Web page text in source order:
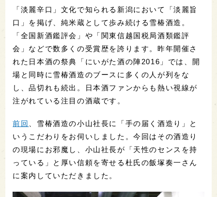
「淡麗辛口」文化で知られる新潟において「淡麗旨
口」を掲げ、純米蔵として歩み続ける雪椿酒造。
「全国新酒鑑評会」や「関東信越国税局酒類鑑評
会」などで数多くの受賞歴を誇ります。昨年開催さ
れた日本酒の祭典「にいがた酒の陣2016」では、開
場と同時に雪椿酒造のブースに多くの人が列をな
し、品切れも続出。日本酒ファンからも熱い視線が
注がれている注目の酒蔵です。
前回
、雪椿酒造の小山社長に「手の届く酒造り」と
いうこだわりをお伺いしました。今回はその酒造り
の現場にお邪魔し、小山社長が「天性のセンスを持
っている」と厚い信頼を寄せる杜氏の飯塚奏一さん
に案内していただきました。